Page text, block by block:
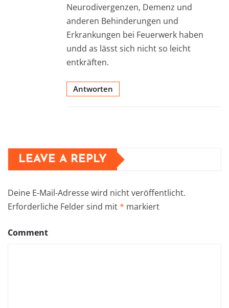
Neurodivergenzen, Demenz und
anderen Behinderungen und
Erkrankungen bei Feuerwerk haben
undd as lässt sich nicht so leicht
entkräften.
Antworten
LEAVE A REPLY
Deine E-Mail-Adresse wird nicht veröffentlicht.
Erforderliche Felder sind mit* markiert
Comment